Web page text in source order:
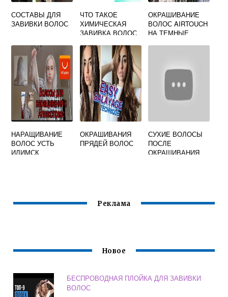
СОСТАВЫ ДЛЯ
ЗАВИВКИ ВОЛОС
ЧТО ТАКОЕ
ХИМИЧЕСКАЯ
ЗАВИВКА ВОЛОС
ОКРАШИВАНИЕ
ВОЛОС AIRTOUCH
НА ТЕМНЫЕ
НАРАЩИВАНИЕ
ВОЛОС УСТЬ
ИЛИМСК
ОКРАШИВАНИЯ
ПРЯДЕЙ ВОЛОС
СУХИЕ ВОЛОСЫ
ПОСЛЕ
ОКРАШИВАНИЯ
Реклама
Новое
БЕСПРОВОДНАЯ ПЛОЙКА ДЛЯ ЗАВИВКИ
ВОЛОС